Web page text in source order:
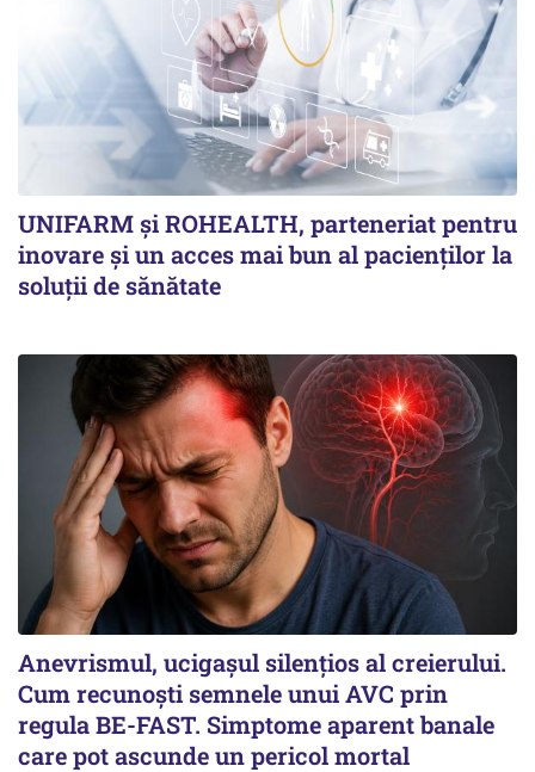
UNIFARM și ROHEALTH, parteneriat pentru
inovare și un acces mai bun al pacienților la
soluții de sănătate
Anevrismul, ucigașul silențios al creierului.
Cum recunoști semnele unui AVC prin
regula BE-FAST. Simptome aparent banale
care pot ascunde un pericol mortal